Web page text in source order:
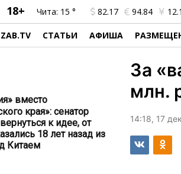
18+ Чита: 15 ° 82.17 94.84
ZAB.TV СТАТЬИ АФИША
вместо
края»: сенатор
к идее, от
18 лет назад из
Китаем
За
млн.
14:18, 17